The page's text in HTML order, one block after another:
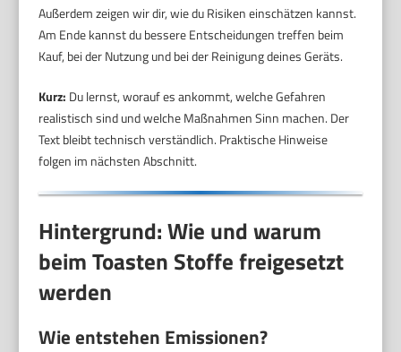
Außerdem zeigen wir dir, wie du Risiken einschätzen kannst.
Am Ende kannst du bessere Entscheidungen treffen beim
Kauf, bei der Nutzung und bei der Reinigung deines Geräts.
Kurz: Du lernst, worauf es ankommt, welche Gefahren
realistisch sind und welche Maßnahmen Sinn machen. Der
Text bleibt technisch verständlich. Praktische Hinweise
folgen im nächsten Abschnitt.
Hintergrund: Wie und warum
beim Toasten Stoffe freigesetzt
werden
Wie entstehen Emissionen?